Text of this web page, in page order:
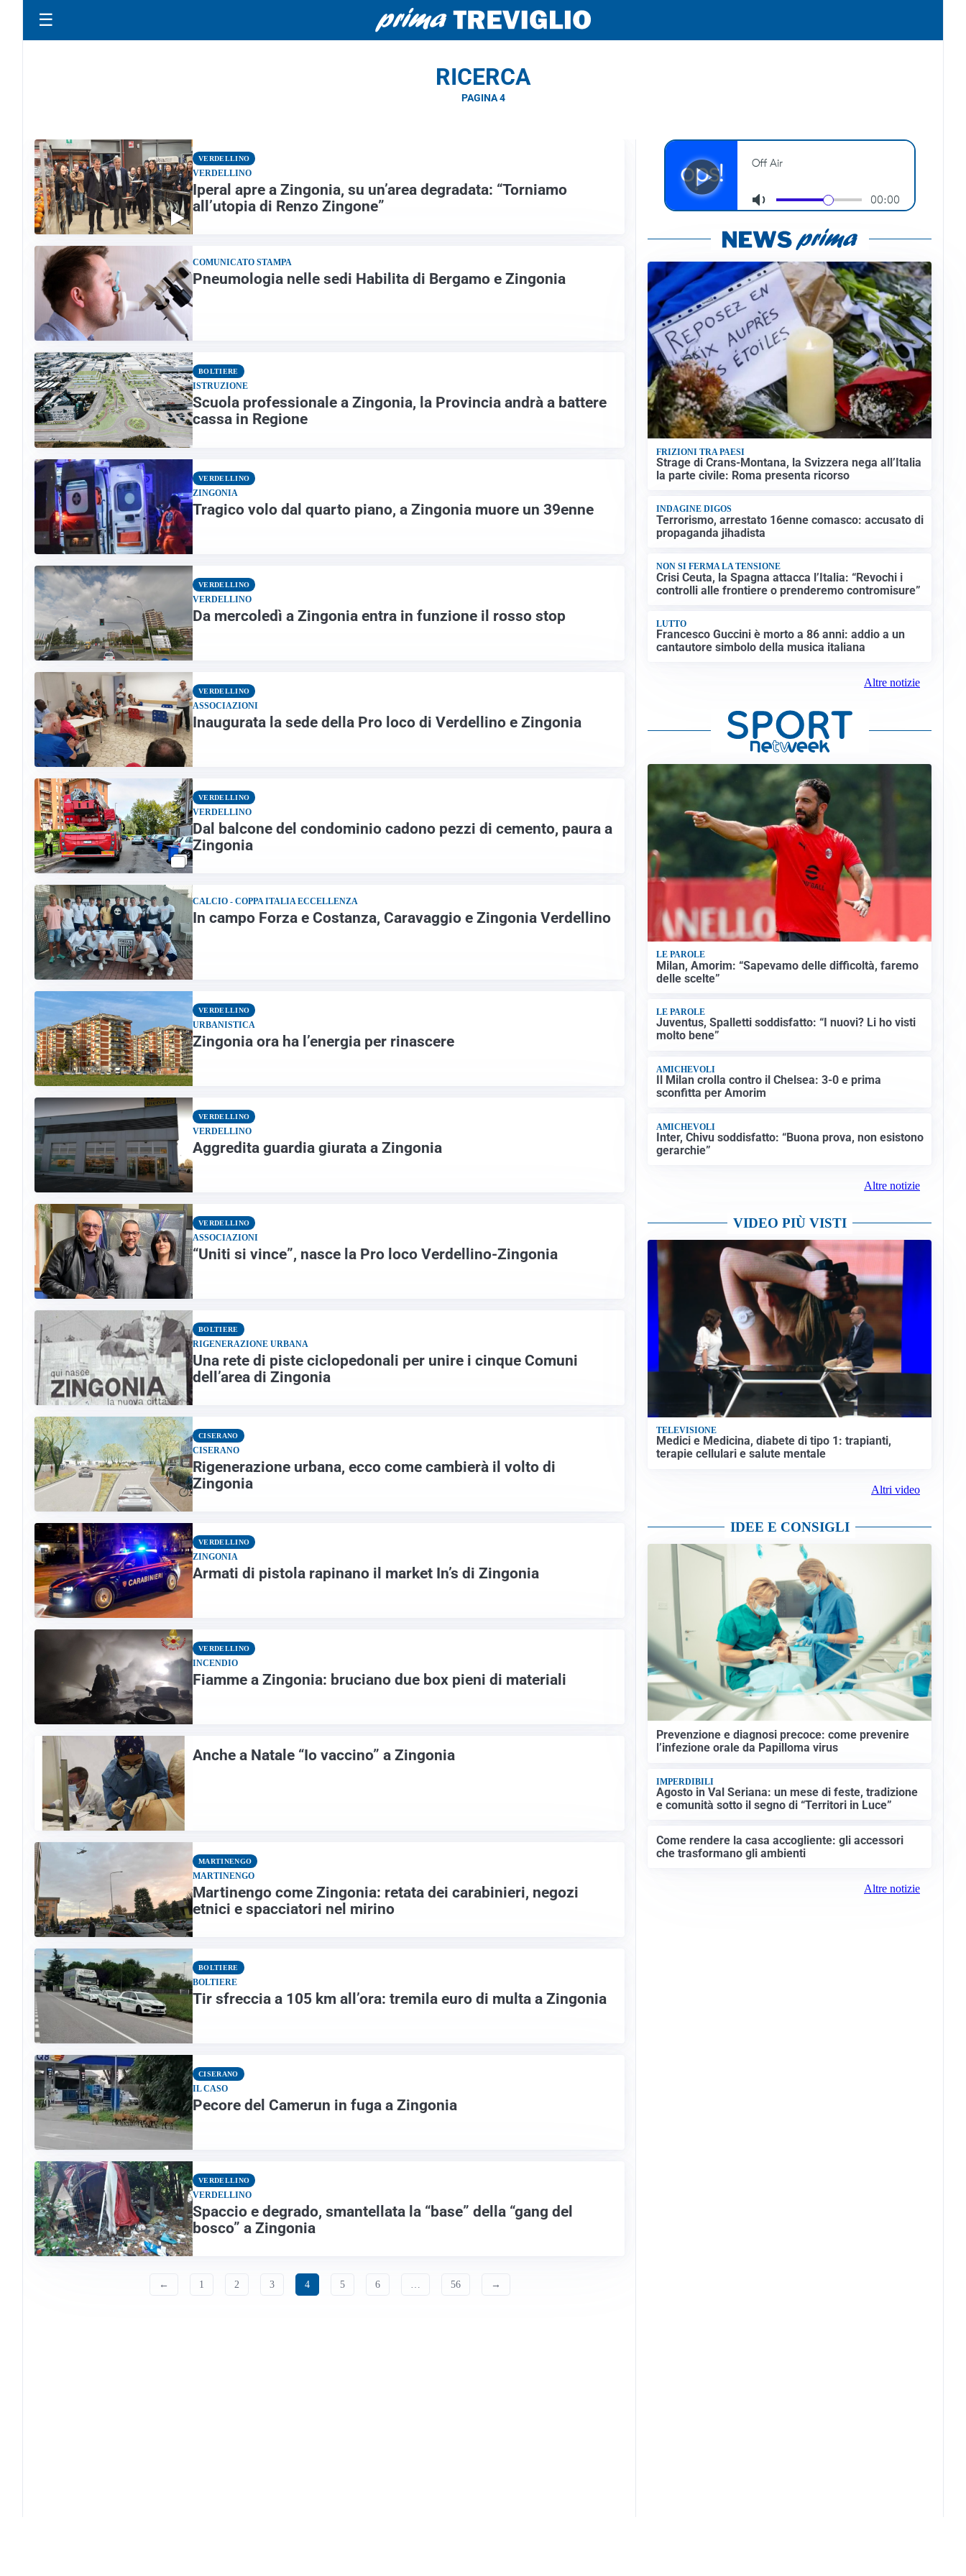
☰
RICERCA
PAGINA 4
VERDELLINO
VERDELLINO
Iperal apre a Zingonia, su un’area degradata: “Torniamo
all’utopia di Renzo Zingone”
COMUNICATO STAMPA
Pneumologia nelle sedi Habilita di Bergamo e Zingonia
BOLTIERE
ISTRUZIONE
Scuola professionale a Zingonia, la Provincia andrà a battere
cassa in Regione
VERDELLINO
ZINGONIA
Tragico volo dal quarto piano, a Zingonia muore un 39enne
VERDELLINO
VERDELLINO
Da mercoledì a Zingonia entra in funzione il rosso stop
VERDELLINO
ASSOCIAZIONI
Inaugurata la sede della Pro loco di Verdellino e Zingonia
VERDELLINO
VERDELLINO
Dal balcone del condominio cadono pezzi di cemento, paura a
Zingonia
CALCIO - COPPA ITALIA ECCELLENZA
In campo Forza e Costanza, Caravaggio e Zingonia Verdellino
VERDELLINO
URBANISTICA
Zingonia ora ha l’energia per rinascere
VERDELLINO
VERDELLINO
Aggredita guardia giurata a Zingonia
VERDELLINO
ASSOCIAZIONI
“Uniti si vince”, nasce la Pro loco Verdellino-Zingonia
BOLTIERE
RIGENERAZIONE URBANA
Una rete di piste ciclopedonali per unire i cinque Comuni
dell’area di Zingonia
CISERANO
CISERANO
Rigenerazione urbana, ecco come cambierà il volto di
Zingonia
VERDELLINO
ZINGONIA
Armati di pistola rapinano il market In’s di Zingonia
VERDELLINO
INCENDIO
Fiamme a Zingonia: bruciano due box pieni di materiali
Anche a Natale “Io vaccino” a Zingonia
MARTINENGO
MARTINENGO
Martinengo come Zingonia: retata dei carabinieri, negozi
etnici e spacciatori nel mirino
BOLTIERE
BOLTIERE
Tir sfreccia a 105 km all’ora: tremila euro di multa a Zingonia
CISERANO
IL CASO
Pecore del Camerun in fuga a Zingonia
VERDELLINO
VERDELLINO
Spaccio e degrado, smantellata la “base” della “gang del
bosco” a Zingonia
← 1 2 3 4 5 6 56 →
FRIZIONI TRA PAESI
Strage di Crans-Montana, la Svizzera nega all’Italia
la parte civile: Roma presenta ricorso
INDAGINE DIGOS
Terrorismo, arrestato 16enne comasco: accusato di
propaganda jihadista
NON SI FERMA LA TENSIONE
Crisi Ceuta, la Spagna attacca l’Italia: “Revochi i
controlli alle frontiere o prenderemo contromisure”
LUTTO
Francesco Guccini è morto a 86 anni: addio a un
cantautore simbolo della musica italiana
Altre notizie
LE PAROLE
Milan, Amorim: “Sapevamo delle difficoltà, faremo
delle scelte”
LE PAROLE
Juventus, Spalletti soddisfatto: “I nuovi? Li ho visti
molto bene”
AMICHEVOLI
Il Milan crolla contro il Chelsea: 3-0 e prima
sconfitta per Amorim
AMICHEVOLI
Inter, Chivu soddisfatto: “Buona prova, non esistono
gerarchie”
Altre notizie
VIDEO PIÙ VISTI
TELEVISIONE
Medici e Medicina, diabete di tipo 1: trapianti,
terapie cellulari e salute mentale
Altri video
IDEE E CONSIGLI
Prevenzione e diagnosi precoce: come prevenire
l’infezione orale da Papilloma virus
IMPERDIBILI
Agosto in Val Seriana: un mese di feste, tradizione
e comunità sotto il segno di “Territori in Luce”
Come rendere la casa accogliente: gli accessori
che trasformano gli ambienti
Altre notizie